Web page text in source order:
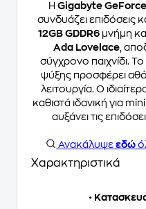
Η Gigabyte
συνδυάζει επιδόσεις
12GB GDDR6μνήμη
Ada Lovelace,
σύγχρονο παιχνίδι. Το
ψύξης προσφέρει
λειτουργία. Ο
καθιστά ιδανική για
αυξάνει τις
Ανακάλυψε εδώ
Χαρακτηριστικά
•